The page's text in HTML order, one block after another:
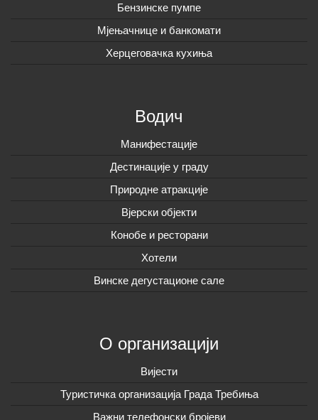
Бензинске пумпе
Мјењачнице и банкомати
Херцеговачка кухиња
Водич
Манифестације
Дестинације у граду
Природне атракције
Вјерски објекти
Конобе и ресторани
Хотели
Винске дегустационе сале
О организацији
Вијeсти
Туристичка организација Града Требиња
Важни телефонски бројеви